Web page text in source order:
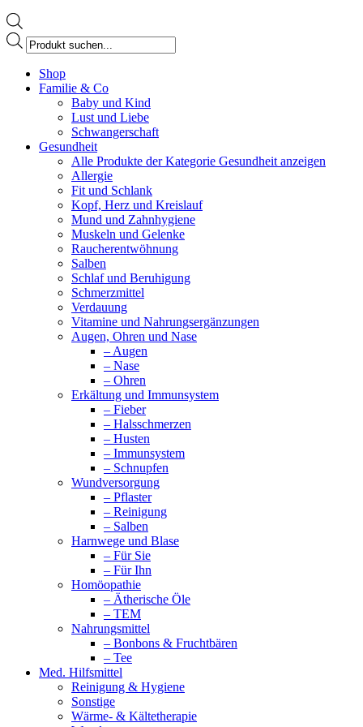
Products
search
page
opens
Shop
Familie & Co
Baby und Kind
Lust und Liebe
Schwangerschaft
Gesundheit
Alle Produkte der Kategorie Gesundheit anzeigen
Allergie
Fit und Schlank
Kopf, Herz und Kreislauf
Mund und Zahnhygiene
Muskeln und Gelenke
Raucherentwöhnung
Salben
Schlaf und Beruhigung
Schmerzmittel
Verdauung
Vitamine und Nahrungsergänzungen
Augen, Ohren und Nase
– Augen
– Nase
– Ohren
Erkältung und Immunsystem
– Fieber
– Halsschmerzen
– Husten
– Immunsystem
– Schnupfen
Wundversorgung
– Pflaster
– Reinigung
– Salben
Harnwege und Blase
– Für Sie
– Für Ihn
Homöopathie
– Ätherische Öle
– TEM
Nahrungsmittel
– Bonbons & Fruchtbären
– Tee
Med. Hilfsmittel
Reinigung & Hygiene
Sonstige
Wärme- & Kältetherapie